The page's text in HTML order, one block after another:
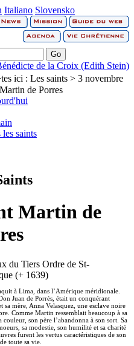
Italiano Slovensko
de la Croix (Edith Stein)
ici : Les saints > 3 novembre
de Porres
les saints
Martin de
du Tiers Ordre de St-
(+ 1639)
à Lima, dans l’Amérique méridionale.
Juan de Porrès, était un conquérant
sa mère, Anna Velasquez, une esclave noire
Comme Martin ressemblait beaucoup à sa
couleur, son père l’abandonna à son sort. Sa
sa modestie, son humilité et sa charité
furent les vertus caractéristiques de son
toute sa vie.